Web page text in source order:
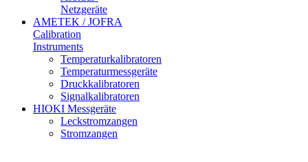
Netzgeräte
AMETEK / JOFRA
Calibration
Instruments
Temperaturkalibratoren
Temperaturmessgeräte
Druckkalibratoren
Signalkalibratoren
HIOKI Messgeräte
Leckstromzangen
Stromzangen